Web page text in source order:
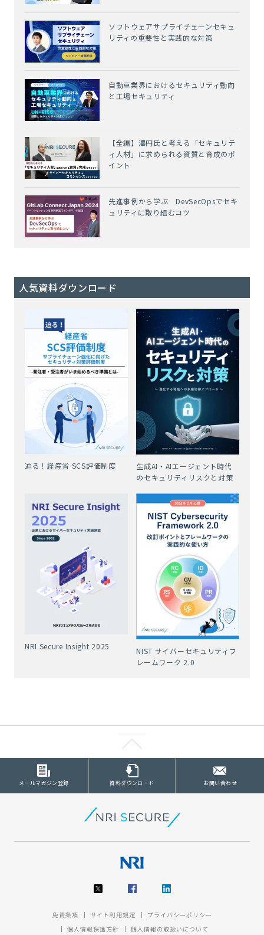
ソフトウェアサプライチェーンセキュ
リティの重要性と実践的な対策
自動車業界におけるセキュリティ動向
と工場セキュリティ
【全編】澤円氏と考える「セキュリテ
ィ人材」に求められる資質と育成のポ
イント
先進事例から学ぶ DevSecOpsでセキ
ュリティに取り組むコツ
人気資料ダウンロード
迫る！経産省 SCS評価制度
生成AI・AIエージェント時代
のセキュリティリスクと対策
NRI Secure Insight 2025
NIST サイバーセキュリティフ
レームワーク 2.0
メールマガジン登録 資料ダウンロード お問い合わせ
免責条項 サイト利用規定
プライバシーポリシー
個人情報保護方針
個人情報の取扱いについて